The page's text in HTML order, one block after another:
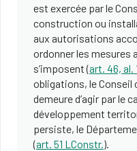
est exercée par le
construction ou
aux autorisations
ordonner les mesures
s’imposent (art. 46, al.
obligations, le Conseil
demeure d’agir par le
développement
persiste, le
(art. 51 LConstr.).